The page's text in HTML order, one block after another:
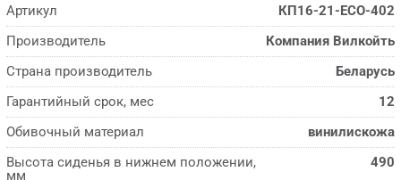
Артикул
КП16-21-ECO-402
Производитель
Компания Вилкойть
Страна производитель
Беларусь
Гарантийный срок, мес
12
Обивочный материал
винилискожа
Высота сиденья в нижнем положении,
мм
490